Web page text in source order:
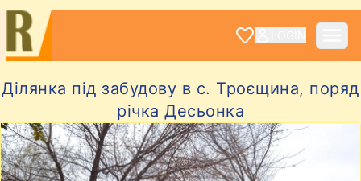
Ділянка під забудову в с. Троєщина, поряд
річка Десьонка